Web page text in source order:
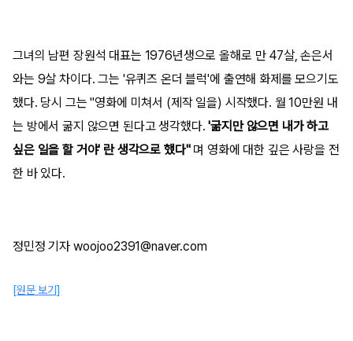
그녀의 남편 장원석 대표는 1976년생으로 올해로 만 47살, 손은서
와는 9살 차이다. 그는 '유퀴즈 온더 블럭'에 출연해 화제를 모으기도
했다. 당시 그는 "영화에 미쳐서 (제작 일을) 시작했다. 월 10만원 내
는 방에서 굶지 않으면 된다고 생각했다. '굶지만 않으면 내가 하고
싶은 일을 할 거야' 란 생각으로 했다" 며 영화에 대한 깊은 사랑을 전
한 바 있다.
정민정 기자 woojoo2391@naver.com
[원문 보기]